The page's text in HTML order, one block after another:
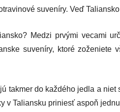
suveníry. Veď
Medzi prvými vecami
suveníry, ktoré
takmer do každého jedla a
v Taliansku priniesť aspoň